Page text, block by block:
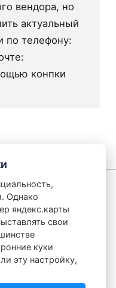
вендора, но
актуальный
по телефону:
конпки
ПО
Check Point
О компании
Безопасности»
Однако
яндекс.карты
свои
куки
эту настройку,